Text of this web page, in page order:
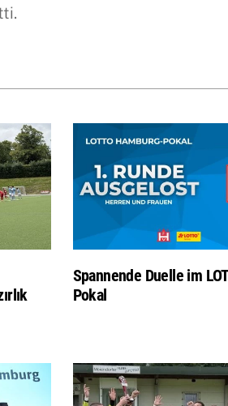
Spannende Duelle im
Pokal